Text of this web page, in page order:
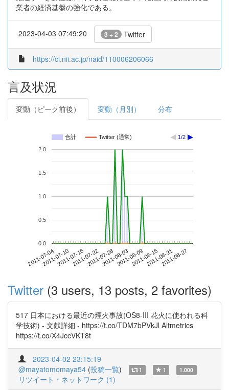
業者の経済基盤の強化である。
2023-04-03 07:49:20 3 + 2 Twitter
https://ci.nii.ac.jp/naid/110006206066
言及状況
変動（ピーク前後） 変動（月別） 分布
合計 Twitter (通常) 1/2
2011-07-042011-07-102011-07-162011-07-222011-07-282011-08-032011-08-092011-08-152011-08-212011-08-27
0.0
0.5
1.0
1.5
2.0
Twitter (3 users, 13 posts, 2 favorites)
517 日本における最近の煙火事故(OS8-III 花火に使われる科
学技術) - 文献詳細 - https://t.co/TDM7bPVkJl Altmetrics
https://t.co/X4JccVKT8t
2023-04-02 23:15:19
@mayatomomaya54 (投稿一覧) 1 1 1.000
リツイート・ネットワーク (1)